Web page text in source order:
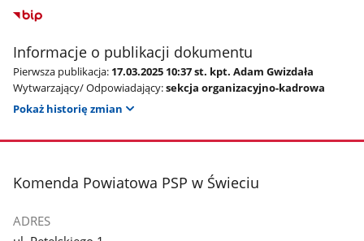
Informacje o publikacji dokumentu
Pierwsza publikacja: 17.03.2025 10:37 st. kpt. Adam Gwizdała
Wytwarzający/ Odpowiadający:sekcja organizacyjno-kadrowa
Pokaż historię zmian
stopka
Komenda Powiatowa PSP w Świeciu
ADRES